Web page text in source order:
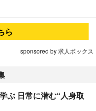
ら
sponsored by 求人ボックス
ぶ 日常に潜む“人身取